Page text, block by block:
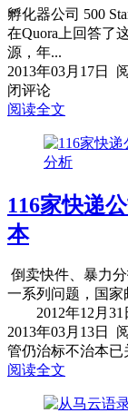
孵化器公司 500
在Quora上回答了
源，年...
2013年03月17日
闭评论
阅读全文
分析
116家快递
本
倒卖快件、暴力
一系列问题，国家
2012年12月31
2013年03月13日
管仍治标不治本已
阅读全文